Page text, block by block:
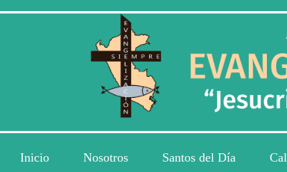
Inicio Nosotros Santos del Día